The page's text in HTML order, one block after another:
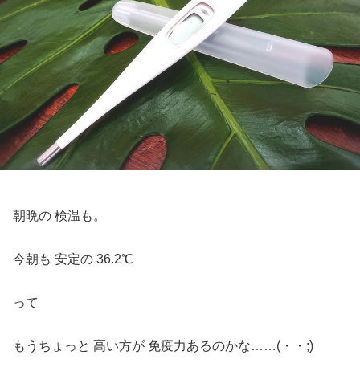
朝晩の 検温も。
今朝も 安定の 36.2℃
って
もうちょっと 高い方が 免疫力あるのかな……(・・;)